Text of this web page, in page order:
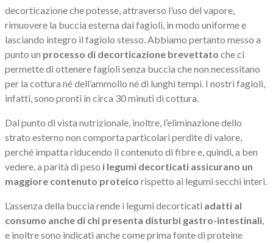
decorticazione che potesse, attraverso l’uso del vapore,
rimuovere la buccia esterna dai fagioli, in modo uniforme e
lasciando integro il fagiolo stesso. Abbiamo pertanto messo a
punto un processo di decorticazione brevettato che ci
permette di ottenere fagioli senza buccia che non necessitano
per la cottura né dell’ammollo né di lunghi tempi. I nostri fagioli,
infatti, sono pronti in circa 30 minuti di cottura.
Dal punto di vista nutrizionale, inoltre, l’eliminazione dello
strato esterno non comporta particolari perdite di valore,
perché impatta riducendo il contenuto di fibre e, quindi, a ben
vedere, a parità di peso i legumi decorticati assicurano un
maggiore contenuto proteico rispetto ai legumi secchi interi.
L’assenza della buccia rende i legumi decorticati adatti al
consumo anche di chi presenta disturbi gastro-intestinali,
e inoltre sono indicati anche come prima fonte di proteine